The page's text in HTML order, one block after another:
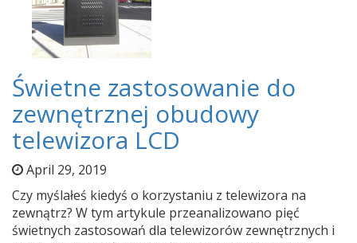
Świetne zastosowanie do
zewnętrznej obudowy
telewizora LCD
April 29, 2019
Czy myślałeś kiedyś o korzystaniu z telewizora na
zewnątrz? W tym artykule przeanalizowano pięć
świetnych zastosowań dla telewizorów zewnętrznych i